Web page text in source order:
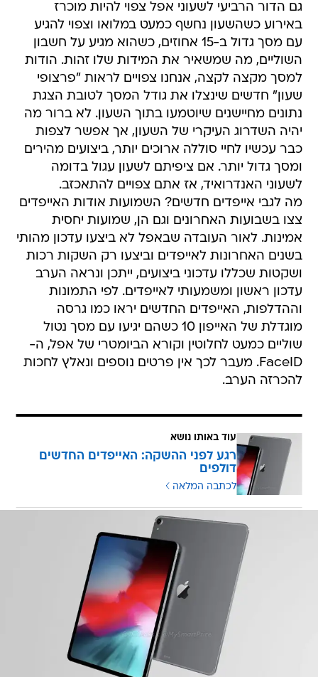
גם הדור הרביעי לשעוני אפל צפוי להיות מוכרז
באירוע כשהשעון נחשף כמעט במלואו וצפוי להגיע
עם מסך גדול ב-15 אחוזים, כשהוא מגיע על חשבון
השוליים, מה שמשאיר את המידות שלו זהות. הודות
למסך מקצה לקצה, אנחנו צפויים לראות "פרצופי
שעון" חדשים שינצלו את גודל המסך לטובת הצגת
נתונים מחיישנים שיוטמעו בתוך השעון. לא ברור מה
יהיה השדרוג העיקרי של השעון, אך אפשר לצפות
כבר עכשיו לחיי סוללה ארוכים יותר, ביצועים מהירים
ומסך גדול יותר. אם ציפיתם לשעון עגול בדומה
לשעוני האנדרואיד, אז אתם צפויים להתאכזב.
מה לגבי אייפדים חדשים? השמועות אודות האייפדים
צצו בשבועות האחרונים וגם הן, שמועות יחסית
אמינות. לאור העובדה שבאפל לא ביצעו עדכון מהותי
בשנים האחרונות לאייפדים וביצעו רק השקות רכות
ושקטות שכללו עדכוני ביצועים, ייתכן ונראה הערב
עדכון ראשון ומשמעותי לאייפדים. לפי התמונות
וההדלפות, האייפדים החדשים יראו כמו גרסה
מוגדלת של האייפון 10 כשהם יגיעו עם מסך נטול
שוליים כמעט לחלוטין וקורא הביומטרי של אפל, ה-
FaceID. מעבר לכך אין פרטים נוספים ונאלץ לחכות
להכרזה הערב.
עוד באותו נושא
רגע לפני ההשקה: האייפדים החדשים
דולפים
לכתבה המלאה